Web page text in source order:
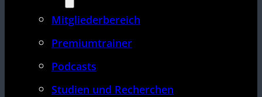
Mitgliederbereich
Premiumtrainer
Podcasts
Studien und Recherchen